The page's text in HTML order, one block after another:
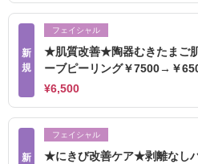
新
規
フェイシャル
★肌質改善★陶器むきたまご
ーブピーリング￥7500→￥
¥6,500
新
フェイシャル
★にきび改善ケア★剥離なし